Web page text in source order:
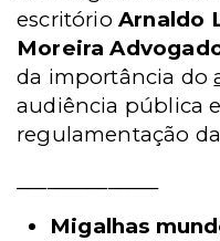
escritórioArnaldo
Moreira
da importância do
audiência pública
regulamentação
Migalhas